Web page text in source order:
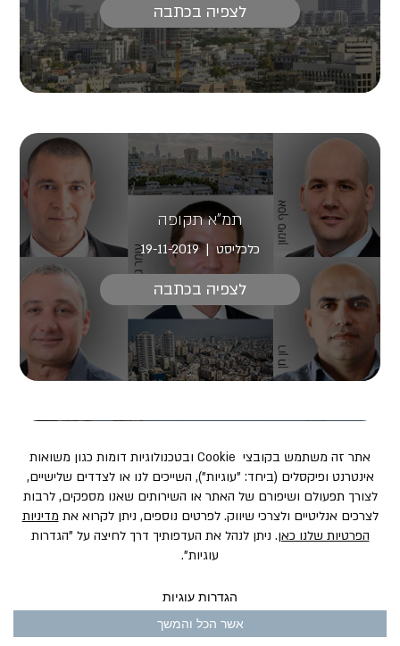
לצפיה בכתבה
תמ"א תקופה
כלכליסט 19-11-2019
לצפיה בכתבה
ליהנות מכל העולמות
Ynet
10-11-2019